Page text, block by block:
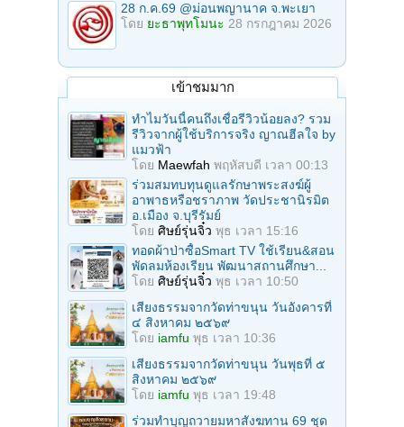
28 ก.ค.69 @ม่อนพญานาค จ.พะเยา
โดย ยะธาพุทโมนะ 28 กรกฎาคม 2026
เข้าชมมาก
ทำไมวันนี้คนถึงเชื่อรีวิวน้อยลง? รวม
รีวิวจากผู้ใช้บริการจริง ญาณฮีลใจ by
แมวฟ้า
โดย Maewfah พฤหัสบดี เวลา 00:13
ร่วมสมทบทุนดูแลรักษาพระสงฆ์ผู้
อาพาธหรือชราภาพ วัดประชานิรมิต
อ.เมือง จ.บุรีรัมย์
โดย ศิษย์รุ่นจิ๋ว พุธ เวลา 15:16
ทอดผ้าป่าซื้อSmart TV ใช้เรียน&สอน
พัดลมห้องเรียน พัฒนาสถานศึกษา...
โดย ศิษย์รุ่นจิ๋ว พุธ เวลา 10:50
เสียงธรรมจากวัดท่าขนุน วันอังคารที่
๔ สิงหาคม ๒๕๖๙
โดย iamfu พุธ เวลา 10:36
เสียงธรรมจากวัดท่าขนุน วันพุธที่ ๕
สิงหาคม ๒๕๖๙
โดย iamfu พุธ เวลา 19:48
ร่วมทําบุญถวายมหาสังฆทาน 69 ชุด